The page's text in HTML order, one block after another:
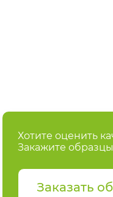
Хотите оценить
Закажите
Заказать